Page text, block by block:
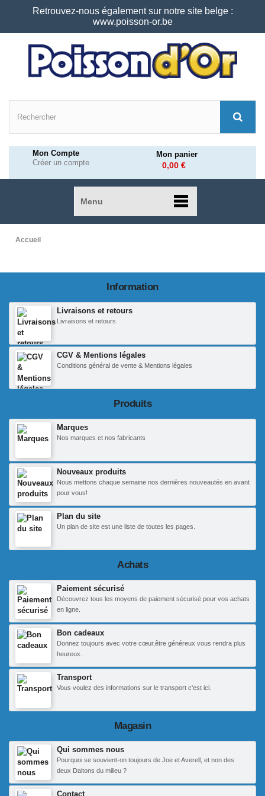
Retrouvez-nous également sur notre site belge :
www.poisson-or.be
Mon Compte
Créer un compte
Mon panier
0,00 €
Menu
Accueil
Information
Livraisons et retours
Livraisons et retours
CGV & Mentions légales
Conditions général de vente & Mentions légales
Produits
Marques
Nos marques et nos fabricants
Nouveaux produits
Nous mettons chaque semaine nos dernières nouveautés en avant
pour vous!
Plan du site
Un plan de site est une liste de toutes les pages.
Achats
Paiement sécurisé
Découvrez tous les moyens de paiement sécurisé pour vos achats
en ligne.
Bon cadeaux
Donnez toujours avec votre cœur,être généreux vous rendra plus
heureux.
Transport
Vous voulez des informations sur le transport c'est ici.
Magasin
Qui sommes nous
Pourquoi se souvient-on toujours de Joe et Averell, et non des
deux Daltons du milieu ?
Contact